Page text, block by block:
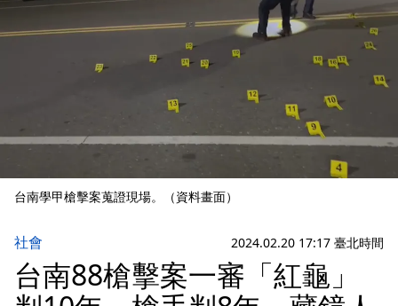
台南學甲槍擊案蒐證現場。（資料畫面）
社會 2024.02.20 17:17 臺北時間
台南88槍擊案一審「紅龜」